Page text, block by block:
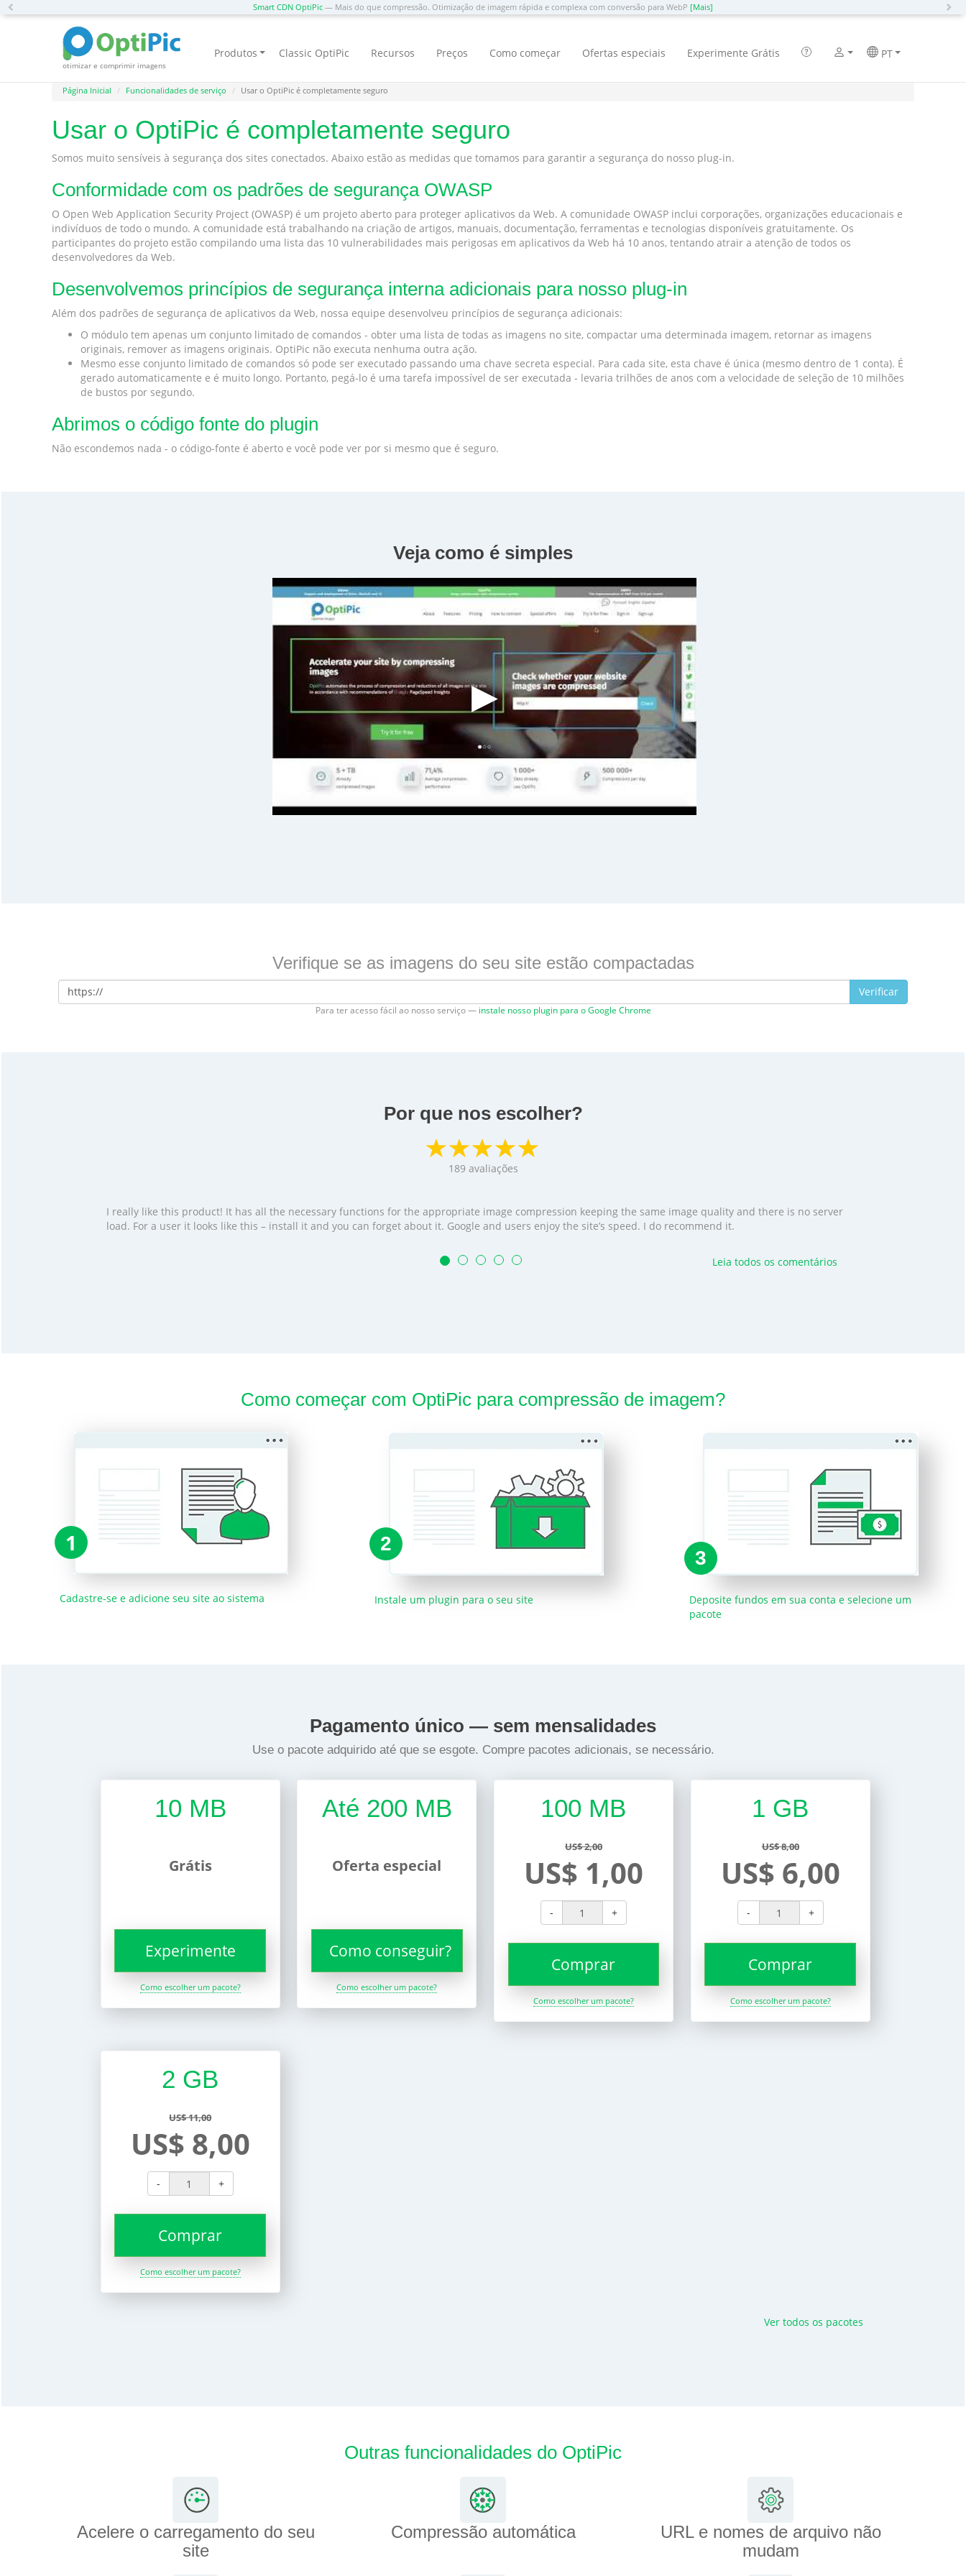
Smart CDN OptiPic — Mais do que compressão. Otimização de imagem rápida e complexa com conversão para WebP [Mais]
otimizar e comprimir imagens
Produtos Classic OptiPic Recursos Preços Como começar Ofertas especiais Experimente Grátis PT
Página Inicial Funcionalidades de serviço Usar o OptiPic é completamente seguro
Usar o OptiPic é completamente seguro
Somos muito sensíveis à segurança dos sites conectados. Abaixo estão as medidas que tomamos para garantir a segurança do nosso plug-in.
Conformidade com os padrões de segurança OWASP
O Open Web Application Security Project (OWASP) é um projeto aberto para proteger aplicativos da Web. A comunidade OWASP inclui corporações, organizações educacionais e
indivíduos de todo o mundo. A comunidade está trabalhando na criação de artigos, manuais, documentação, ferramentas e tecnologias disponíveis gratuitamente. Os
participantes do projeto estão compilando uma lista das 10 vulnerabilidades mais perigosas em aplicativos da Web há 10 anos, tentando atrair a atenção de todos os
desenvolvedores da Web.
Desenvolvemos princípios de segurança interna adicionais para nosso plug-in
Além dos padrões de segurança de aplicativos da Web, nossa equipe desenvolveu princípios de segurança adicionais:
O módulo tem apenas um conjunto limitado de comandos - obter uma lista de todas as imagens no site, compactar uma determinada imagem, retornar as imagens
originais, remover as imagens originais. OptiPic não executa nenhuma outra ação.
Mesmo esse conjunto limitado de comandos só pode ser executado passando uma chave secreta especial. Para cada site, esta chave é única (mesmo dentro de 1 conta). É
gerado automaticamente e é muito longo. Portanto, pegá-lo é uma tarefa impossível de ser executada - levaria trilhões de anos com a velocidade de seleção de 10 milhões
de bustos por segundo.
Abrimos o código fonte do plugin
Não escondemos nada - o código-fonte é aberto e você pode ver por si mesmo que é seguro.
Veja como é simples
Verifique se as imagens do seu site estão compactadas
Verificar
Para ter acesso fácil ao nosso serviço — instale nosso plugin para o Google Chrome
Por que nos escolher?
189 avaliações
I really like this product! It has all the necessary functions for the appropriate image compression keeping the same image quality and there is no server
load. For a user it looks like this – install it and you can forget about it. Google and users enjoy the site’s speed. I do recommend it.
Leia todos os comentários
Como começar com OptiPic para compressão de imagem?
1
Cadastre-se e adicione seu site ao sistema
2
Instale um plugin para o seu site
3
Deposite fundos em sua conta e selecione um
pacote
Pagamento único — sem mensalidades
Use o pacote adquirido até que se esgote. Compre pacotes adicionais, se necessário.
10 MB
Grátis
Experimente
Como escolher um pacote?
Até 200 MB
Oferta especial
Como conseguir?
Como escolher um pacote?
100 MB
US$ 2,00
US$ 1,00
- +
Comprar
Como escolher um pacote?
1 GB
US$ 8,00
US$ 6,00
- +
Comprar
Como escolher um pacote?
2 GB
US$ 11,00
US$ 8,00
- +
Comprar
Como escolher um pacote?
Ver todos os pacotes
Outras funcionalidades do OptiPic
Acelere o carregamento do seu
site
Compressão automática
URL e nomes de arquivo não
mudam